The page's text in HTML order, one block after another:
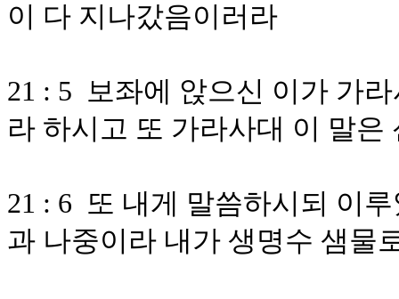
이 다 지나갔음이러라
21 : 5 보좌에 앉으신 이가 가
라 하시고 또 가라사대 이 말
21 : 6 또 내게 말씀하시되 이
과 나중이라 내가 생명수 샘물